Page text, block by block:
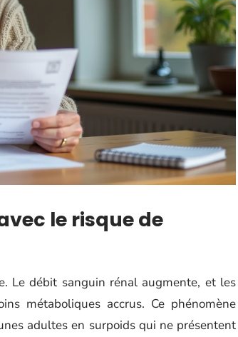
le risque de
Le débit sanguin rénal augmente, et les
métaboliques accrus. Ce phénomène
adultes en surpoids qui ne présentent